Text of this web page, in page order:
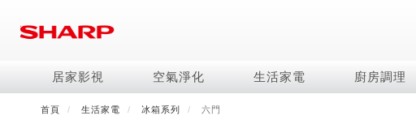
居家影視 空氣淨化 生活家電 廚房調理
首頁 生活家電 冰箱系列 六門